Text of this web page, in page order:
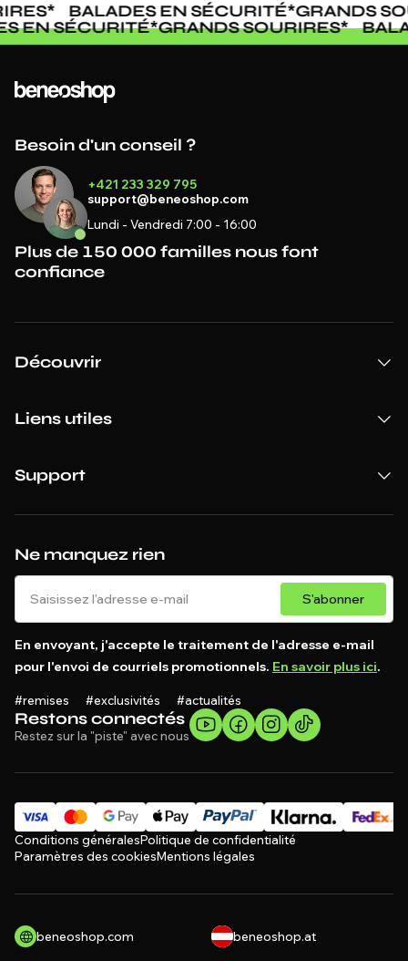
* BALADES EN SÉCURITÉ*GRANDS
EN SÉCURITÉ*GRANDS SOURIRES*
Restons connectés
Restez sur la "piste" avec nous
Ne manquez rien
S'abonner
En envoyant, j'accepte le traitement de l'adresse e-mail
pour l'envoi de courriels promotionnels. En savoir plus ici.
#remises #exclusivités #actualités
Besoin d'un conseil ?
+421 233 329 795
support@beneoshop.com
Lundi - Vendredi 7:00 - 16:00
Plus de 150 000 familles nous font
confiance
Découvrir
Liens utiles
Support
Conditions généralesPolitique de confidentialité
Paramètres des cookiesMentions légales
beneoshop.com beneoshop.at